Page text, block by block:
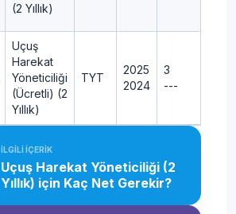
(2 Yıllık)
Uçuş
Harekat
Yöneticiliği
(Ücretli) (2
Yıllık)
TYT
2025
2024
3
---
İLGİLİ İÇERİK
Uçuş Harekat Yöneticiliği (2
Yıllık) için Kaç Net Gerekir?